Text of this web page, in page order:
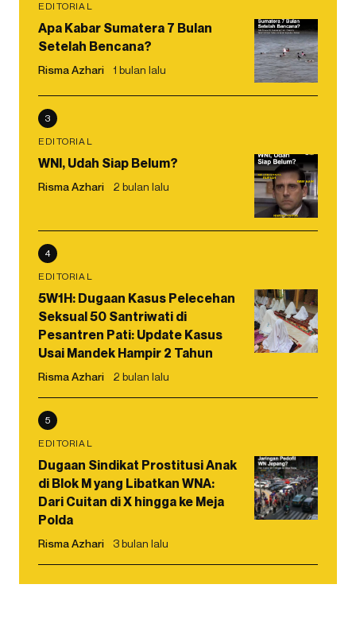
EDITORIAL
Apa Kabar Sumatera 7 Bulan
Setelah Bencana?
Risma Azhari 1 bulan lalu
3
EDITORIAL
WNI, Udah Siap Belum?
Risma Azhari 2 bulan lalu
4
EDITORIAL
5W1H: Dugaan Kasus Pelecehan
Seksual 50 Santriwati di
Pesantren Pati: Update Kasus
Usai Mandek Hampir 2 Tahun
Risma Azhari 2 bulan lalu
5
EDITORIAL
Dugaan Sindikat Prostitusi Anak
di Blok M yang Libatkan WNA:
Dari Cuitan di X hingga ke Meja
Polda
Risma Azhari 3 bulan lalu